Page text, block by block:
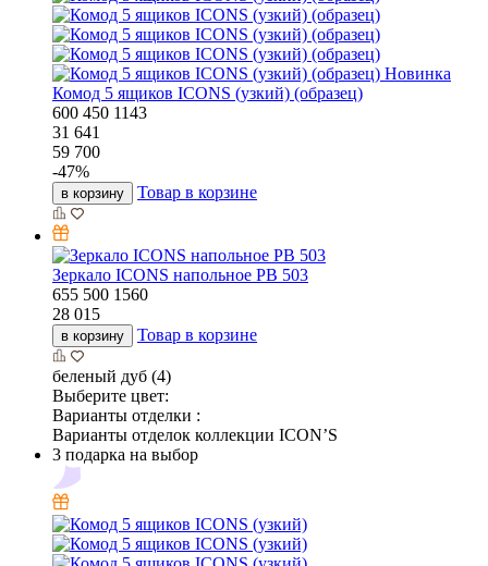
Новинка
Комод 5 ящиков ICONS (узкий) (образец)
600 450 1143
31 641
59 700
-47%
в корзину Товар в корзине
Зеркало ICONS напольное РВ 503
655 500 1560
28 015
в корзину Товар в корзине
беленый дуб (4)
Выберите цвет:
Варианты отделки :
Варианты отделок коллекции ICON’S
3 подарка на выбор